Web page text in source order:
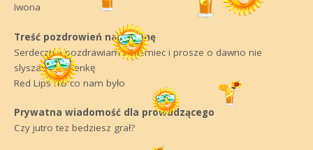
Iwona
Treść pozdrowień na antenę
Serdecznie pozdrawiam z Niemiec i prosze o dawno nie
slyszaną piosenkę
Red Lips :To co nam było
Prywatna wiadomość dla prowadzącego
Czy jutro tez bedziesz grał?